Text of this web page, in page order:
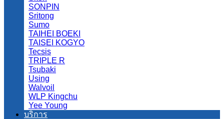
SONPIN
Sritong
Sumo
TAIHEI BOEKI
TAISEI KOGYO
Tecsis
TRIPLE R
Tsubaki
Using
Walvoil
WLP Kingchu
Yee Young
บริการ